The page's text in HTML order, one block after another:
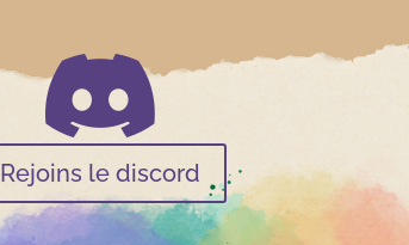

Rejoins le discord